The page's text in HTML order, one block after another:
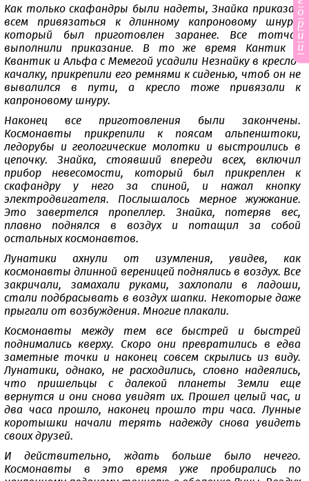
Как только скафандры были надеты, Знайка приказал
всем привязаться к длинному капроновому шнуру,
который был приготовлен заранее. Все тотчас
выполнили приказание. В то же время Кантик и
Квантик и Альфа с Мемегой усадили Незнайку в кресло-
качалку, прикрепили его ремнями к сиденью, чтоб он не
вывалился в пути, а кресло тоже привязали к
капроновому шнуру.
Наконец все приготовления были закончены.
Космонавты прикрепили к поясам альпенштоки,
ледорубы и геологические молотки и выстроились в
цепочку. Знайка, стоявший впереди всех, включил
прибор невесомости, который был прикреплен к
скафандру у него за спиной, и нажал кнопку
электродвигателя. Послышалось мерное жужжание.
Это завертелся пропеллер. Знайка, потеряв вес,
плавно поднялся в воздух и потащил за собой
остальных космонавтов.
Лунатики ахнули от изумления, увидев, как
космонавты длинной вереницей поднялись в воздух. Все
закричали, замахали руками, захлопали в ладоши,
стали подбрасывать в воздух шапки. Некоторые даже
прыгали от возбуждения. Многие плакали.
Космонавты между тем все быстрей и быстрей
поднимались кверху. Скоро они превратились в едва
заметные точки и наконец совсем скрылись из виду.
Лунатики, однако, не расходились, словно надеялись,
что пришельцы с далекой планеты Земли еще
вернутся и они снова увидят их. Прошел целый час, и
два часа прошло, наконец прошло три часа. Лунные
коротышки начали терять надежду снова увидеть
своих друзей.
И действительно, ждать больше было нечего.
Космонавты в это время уже пробирались по
о
р
и
и